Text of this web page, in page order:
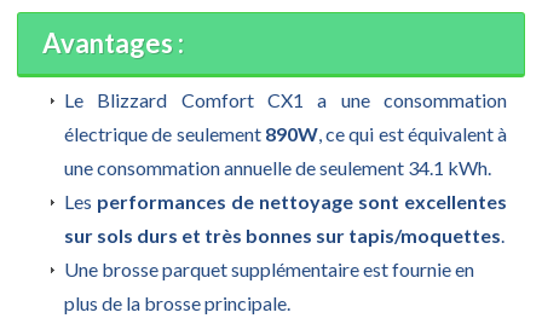
Avantages :
Le Blizzard Comfort CX1 a une consommation
électrique de seulement 890W, ce qui est équivalent à
une consommation annuelle de seulement 34.1 kWh.
Les performances de nettoyage sont excellentes
sur sols durs et très bonnes sur tapis/moquettes.
Une brosse parquet supplémentaire est fournie en
plus de la brosse principale.